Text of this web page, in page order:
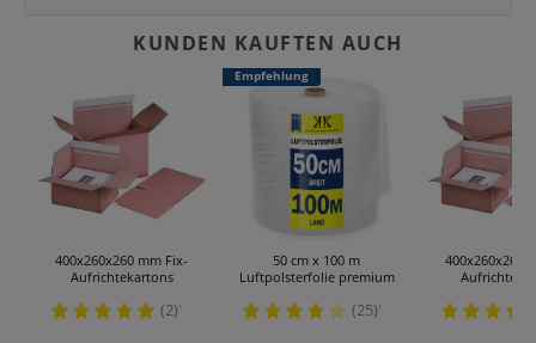
400x260x260 mm Fix-
Aufrichtekartons
(2)¹
Empfehlung
50 cm x 100 m
Luftpolsterfolie premium
(25)¹
400x260x260